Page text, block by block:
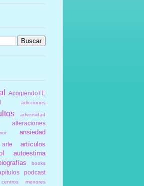
AcogiendoTE
adicciones
adversidad
alteraciones
ansiedad
arte
artículos
autoestima
books
podcast
centros menores